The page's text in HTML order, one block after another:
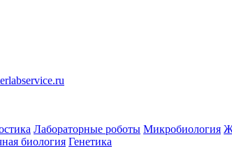
Лабораторные роботы Микробиология
биология Генетика